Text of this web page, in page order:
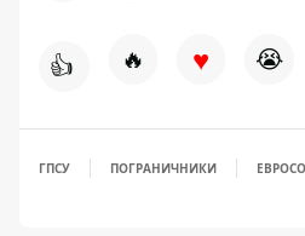
👍 🔥 ♥ 😭
ГПСУ ПОГРАНИЧНИКИ